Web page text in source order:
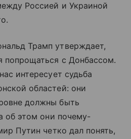
Россией и Украиной
Трамп утверждает,
попрощаться с Донбассом.
интересует судьба
областей: они
должны быть
об этом они почему-
Путин четко дал понять,